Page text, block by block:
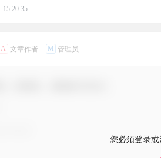
入模型，轻松组织文件、协作和分享
15:20:35
A 文章作者 M 管理员
您必须登录